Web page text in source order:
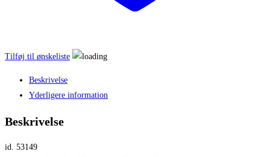
Tilføj til ønskeliste
Beskrivelse
Yderligere information
Beskrivelse
id. 53149